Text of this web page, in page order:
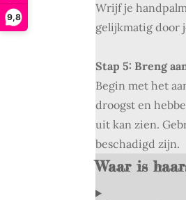
9,8
Wrijf je
gelijkmatig door
Stap 5: Breng
Begin met het
droogst en
uit kan zien.
beschadigd zijn.
Waar is